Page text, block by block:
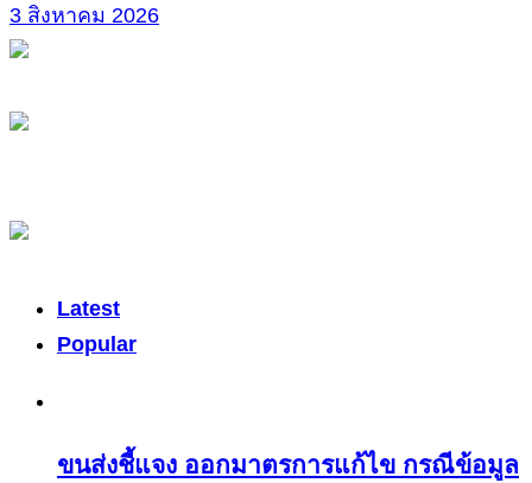
3 สิงหาคม 2026
Latest
Popular
ขนส่งชี้แจง ออกมาตรการแก้ไข กรณีข้อมูล